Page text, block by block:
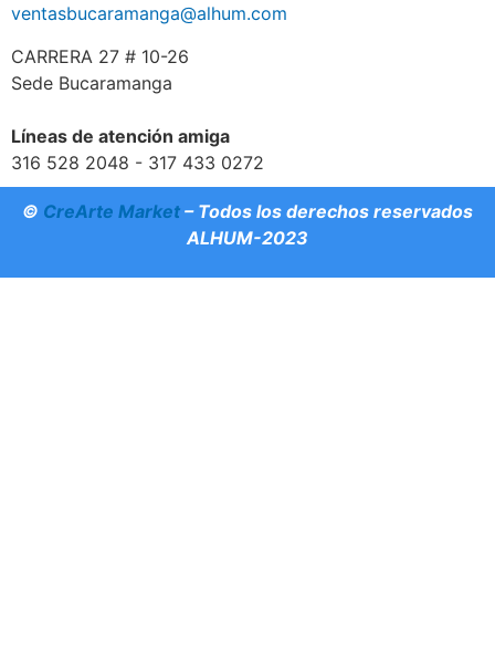
ventasbucaramanga@alhum.com
CARRERA 27 # 10-26
Sede Bucaramanga
Líneas de atención amiga
316 528 2048 - 317 433 0272
© CreArte Market – Todos los derechos reservados
ALHUM-2023